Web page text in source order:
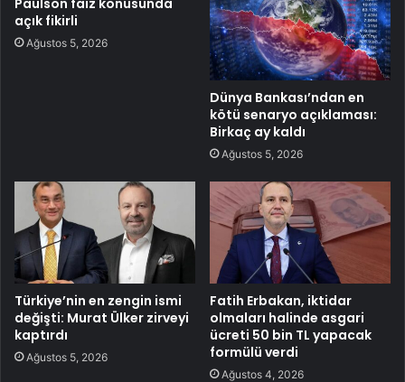
Paulson faiz konusunda
açık fikirli
Ağustos 5, 2026
Dünya Bankası’ndan en
kötü senaryo açıklaması:
Birkaç ay kaldı
Ağustos 5, 2026
Türkiye’nin en zengin ismi
değişti: Murat Ülker zirveyi
kaptırdı
Ağustos 5, 2026
Fatih Erbakan, iktidar
olmaları halinde asgari
ücreti 50 bin TL yapacak
formülü verdi
Ağustos 4, 2026